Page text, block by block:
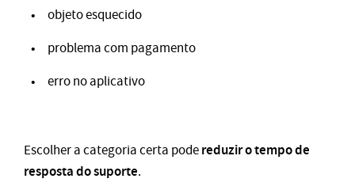
objeto esquecido
problema com pagamento
erro no aplicativo
Escolher a categoria certa podereduzir o tempo de
resposta do suporte.